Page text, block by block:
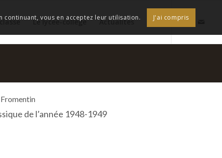
Le lycée-collège Actualités
de l’année 1948-1949
vous en acceptez leur utilisation. J'ai compris